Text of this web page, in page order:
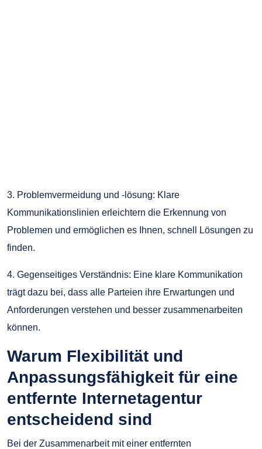
3. Problemvermeidung und -lösung: Klare
Kommunikationslinien erleichtern die Erkennung von
Problemen und ermöglichen es Ihnen, schnell Lösungen zu
finden.
4. Gegenseitiges Verständnis: Eine klare Kommunikation
trägt dazu bei, dass alle Parteien ihre Erwartungen und
Anforderungen verstehen und besser zusammenarbeiten
können.
Warum Flexibilität und
Anpassungsfähigkeit für eine
entfernte Internetagentur
entscheidend sind
Bei der Zusammenarbeit mit einer entfernten